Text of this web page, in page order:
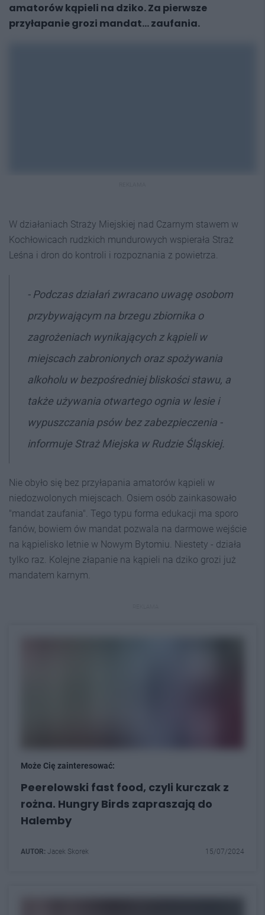
amatorów kąpieli na dziko. Za pierwsze
przyłapanie grozi mandat... zaufania.
W działaniach Straży Miejskiej nad Czarnym stawem w
Kochłowicach rudzkich mundurowych wspierała Straż
Leśna i dron do kontroli i rozpoznania z powietrza.
- Podczas działań zwracano uwagę osobom
przybywającym na brzegu zbiornika o
zagrożeniach wynikających z kąpieli w
miejscach zabronionych oraz spożywania
alkoholu w bezpośredniej bliskości stawu, a
także używania otwartego ognia w lesie i
wypuszczania psów bez zabezpieczenia -
informuje Straż Miejska w Rudzie Śląskiej.
Nie obyło się bez przyłapania amatorów kąpieli w
niedozwolonych miejscach. Osiem osób zainkasowało
"mandat zaufania". Tego typu forma edukacji ma sporo
fanów, bowiem ów mandat pozwala na darmowe wejście
na kąpielisko letnie w Nowym Bytomiu. Niestety - działa
tylko raz. Kolejne złapanie na kąpieli na dziko grozi już
mandatem karnym.
Może Cię zainteresować:
Peerelowski fast food, czyli kurczak z
rożna. Hungry Birds zapraszają do
Halemby
AUTOR: Jacek Skorek 15/07/2024